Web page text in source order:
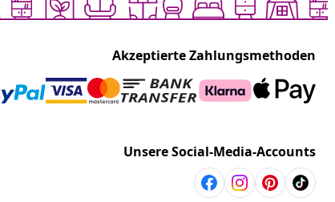
Akzeptierte Zahlungsmethoden
Unsere Social-Media-Accounts